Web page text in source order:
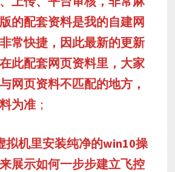
的配套资料是我的自建网
常快捷，因此最新的更新
此配套网页资料里，大家
网页资料不匹配的地方，
为准；
拟机里安装纯净的win10操
展示如何一步步建立飞控